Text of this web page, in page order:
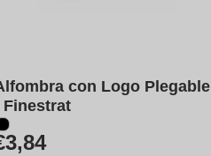
con Logo Plegable
Finestrat